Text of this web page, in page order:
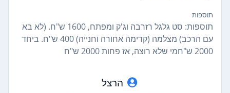
תוספות
תוספות: סט גלגל רזרבה וג'ק ומפתח, 1600 ש"ח. (לא בא
עם הרכב) מצלמה (קדימה אחורה וחנייה) 400 ש"ח. ביחד
2000 ש"חמי שלא רוצה, אז פחות 2000 ש"ח
הרצל